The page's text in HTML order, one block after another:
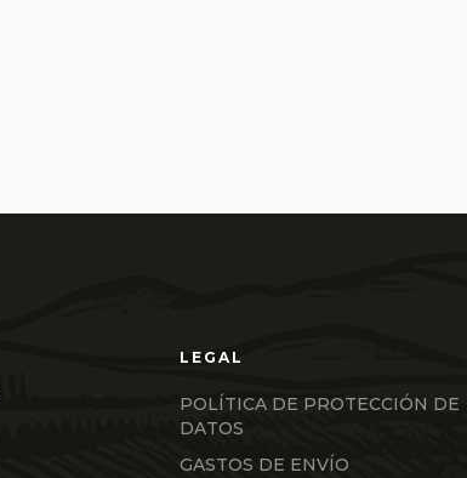
POLÍTICA DE PROTECCIÓN DE
DATOS
GASTOS DE ENVÍO